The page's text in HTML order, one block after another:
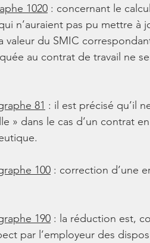
1020 : concernant le
n’auraient pas pu mettre à
du SMIC
au contrat de travail ne
81 : il est précisé qu’il
» dans le cas d’un contrat
100 : correction d’une
190 : la réduction est,
par l’employeur des